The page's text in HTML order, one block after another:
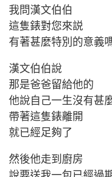
我問漢文伯伯
這隻錶對您來説
有著甚麼特別的意義
漢文伯伯說
那是爸爸留給他的
他說自己一生沒有甚
帶著這隻錶離開
就已經足夠了
然後他走到廚房